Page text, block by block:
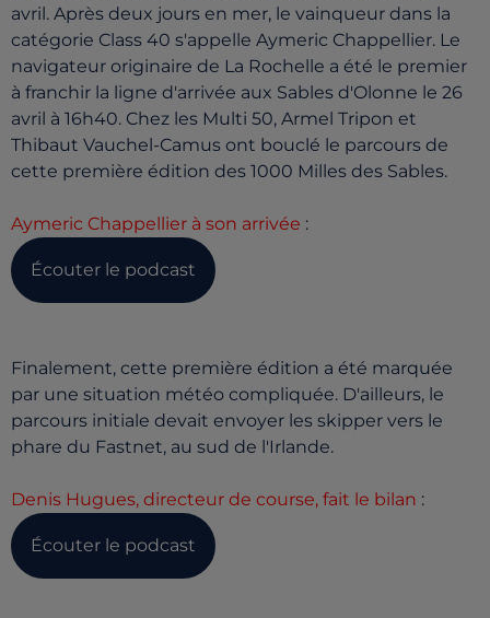
avril. Après deux jours en mer, le vainqueur dans la
catégorie Class 40 s'appelle Aymeric Chappellier. Le
navigateur originaire de La Rochelle a été le premier
à franchir la ligne d'arrivée aux Sables d'Olonne le 26
avril à 16h40. Chez les Multi 50, Armel Tripon et
Thibaut Vauchel-Camus ont bouclé le parcours de
cette première édition des 1000 Milles des Sables.
Aymeric Chappellier à son arrivée :
Écouter le podcast
Finalement, cette première édition a été marquée
par une situation météo compliquée. D'ailleurs, le
parcours initiale devait envoyer les skipper vers le
phare du Fastnet, au sud de l'Irlande.
Denis Hugues, directeur de course, fait le bilan :
Écouter le podcast